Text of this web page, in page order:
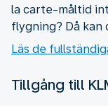
la carte-måltid
flygning? Då
Läs de
Tillgång till